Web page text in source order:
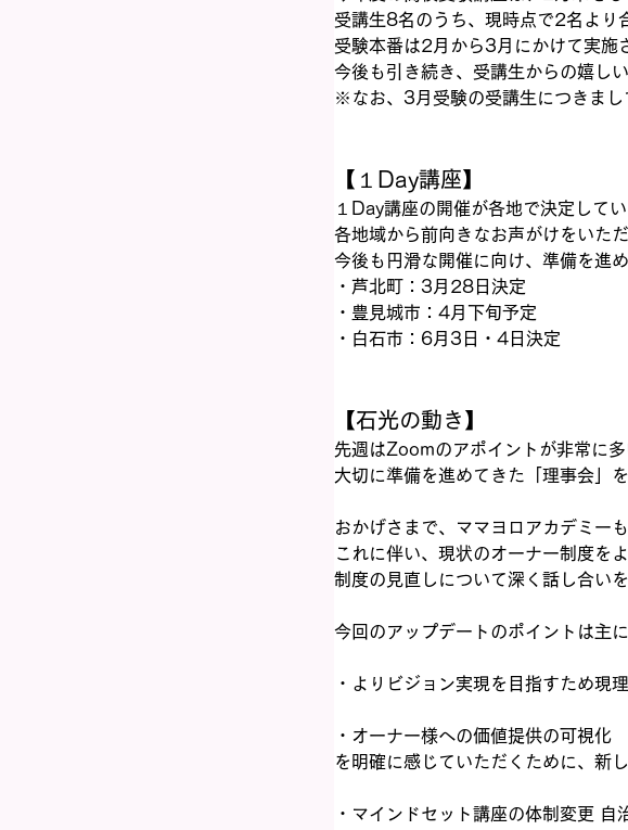
受講生8名のうち、現時点で2名よ
受験本番は2月から3月にかけて実施
今後も引き続き、受講生からの嬉し
※なお、3月受験の受講生につきまし
【１Day講座】
１Day講座の開催が各地で決定して
各地域から前向きなお声がけをいた
今後も円滑な開催に向け、準備を進
・芦北町：3月28日決定
・豊見城市：4月下旬予定
・白石市：6月3日・4日決定
【石光の動き】
先週はZoomのアポイントが非常に
大切に準備を進めてきた「理事会」
おかげさまで、ママヨロアカデミー
これに伴い、現状のオーナー制度を
制度の見直しについて深く話し合いを
今回のアップデートのポイントは主
・よりビジョン実現を目指すため現
・オーナー様への価値提供の可視化
を明確に感じていただくために、新
・マインドセット講座の体制変更 自